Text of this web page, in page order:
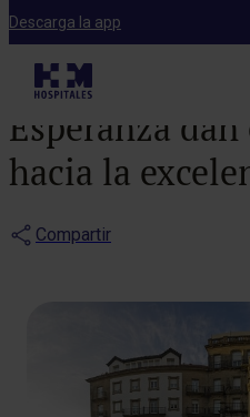
Descarga la app
Noticias
HM
Esperanza
hacia la
Compartir